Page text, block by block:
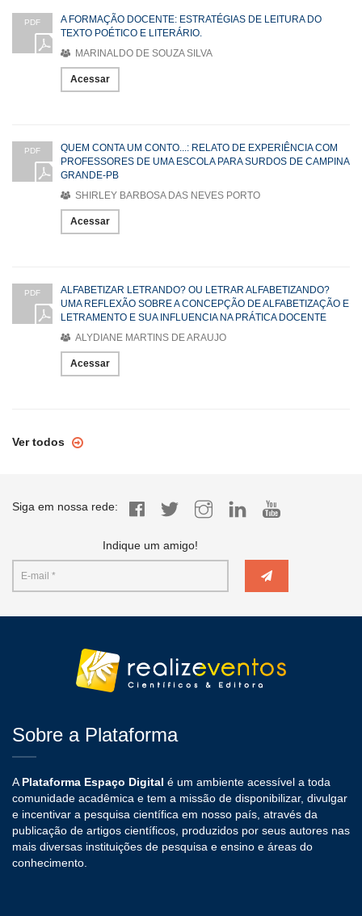
PDF
A FORMAÇÃO DOCENTE: ESTRATÉGIAS DE LEITURA DO
TEXTO POÉTICO E LITERÁRIO.
MARINALDO DE SOUZA SILVA
Acessar
PDF
QUEM CONTA UM CONTO...: RELATO DE EXPERIÊNCIA COM
PROFESSORES DE UMA ESCOLA PARA SURDOS DE CAMPINA
GRANDE-PB
SHIRLEY BARBOSA DAS NEVES PORTO
Acessar
PDF
ALFABETIZAR LETRANDO? OU LETRAR ALFABETIZANDO?
UMA REFLEXÃO SOBRE A CONCEPÇÃO DE ALFABETIZAÇÃO E
LETRAMENTO E SUA INFLUENCIA NA PRÁTICA DOCENTE
ALYDIANE MARTINS DE ARAUJO
Acessar
Ver todos
Siga em nossa rede:
Indique um amigo!
Sobre a Plataforma
A Plataforma Espaço Digital é um ambiente acessível a toda
comunidade acadêmica e tem a missão de disponibilizar, divulgar
e incentivar a pesquisa científica em nosso país, através da
publicação de artigos científicos, produzidos por seus autores nas
mais diversas instituições de pesquisa e ensino e áreas do
conhecimento.